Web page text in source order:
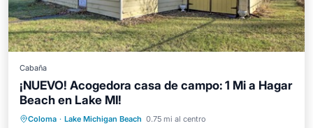
Cabaña
¡NUEVO! Acogedora casa de campo: 1 Mi a Hagar
Beach en Lake MI!
Coloma · Lake Michigan Beach 0.75 mi al centro
Desayuno Aparcamiento